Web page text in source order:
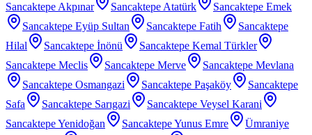
Sancaktepe Akpınar
Sancaktepe Atatürk
Sancaktepe Emek
Sancaktepe Eyüp Sultan
Sancaktepe Fatih
Sancaktepe
Hilal
Sancaktepe İnönü
Sancaktepe Kemal Türkler
Sancaktepe Meclis
Sancaktepe Merve
Sancaktepe Mevlana
Sancaktepe Osmangazi
Sancaktepe Paşaköy
Sancaktepe
Safa
Sancaktepe Sarıgazi
Sancaktepe Veysel Karani
Sancaktepe Yenidoğan
Sancaktepe Yunus Emre
Ümraniye